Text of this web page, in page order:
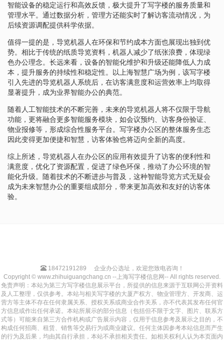
智能设备的稳定运行和高效反馈，极大提升了写字楼的服务质量和
管理水平。通过数据分析，管理方还能实时了解访客流动情况，为
后续资源调配提供科学依据。
值得一提的是，导览机器人在环保和节约成本方面也展现出独到优
势。相比于传统的纸质导览资料，机器人减少了纸张浪费，体现绿
色办公理念。长远来看，设备的智能化维护和升级还能降低人力成
本，提升服务的持续性和稳定性。以上海智慧广场为例，该写字楼
引入先进的导览机器人系统后，在访客满意度和运营效率上均取得
显著提升，成为业界智能办公的典范。
随着人工智能技术的不断完善，未来的导览机器人将不仅限于导航
功能，更将融合更多智能服务模块，如会议预约、访客身份验证、
物业报修等，形成综合性服务平台。写字楼办公区的整体服务生态
因此变得更加便捷和智慧，访客体验也将迈向全新的高度。
综上所述，导览机器人在办公区的应用有效提升了访客的便利性和
满意度，优化了资源配置，促进了绿色环保，推动了办公环境的智
能化升级。随着技术的不断进步与普及，这种智能导览方式无疑会
成为未来智慧办公的重要组成部分，带来更加高效和友好的访客体
验。
18472191289
企业办公选址，欢迎您致电咨询！
Copyright © www.zhihuiguangchang.cn --上海写字楼信息网-- All rights reserved.
免责声明：本站为第三方写字楼信息展示平台，所提供的信息来源于互联网公开资料
及人工整理，仅供参考。本站与相关写字楼的大厦产权方、物业管理方、开发商、运
营方等主体不存在任何隶属关系、授权关系或商业合作关系，亦不代表其发布任何官
方信息或作出任何承诺。本站所展示的部分信息（包括但不限于文字、图片、联系方
式等）可能来自第三方合作机构或广告展示内容，仅用于信息参考及展示之目的，不
构成任何招商、租赁、销售等交易行为或商业建议。任何主体因参考本站信息而产生
的行为及后果，均由其自行承担，本站不承担相关责任。如相关权利人认为本页面内